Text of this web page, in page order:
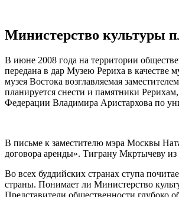
Министерство культуры
В июне 2008 года на территории
передана в дар Музею Рериха в качестве
музея Востока возглавляемая
планируется снести и памятники
Федерации Владимира Аристархова по
В письме к заместителю мэра Москвы
договора аренды». Тиграну Мкртычеву из
Во всех буддийских странах ступа
страны. Понимает ли Министерство
Представители общественности